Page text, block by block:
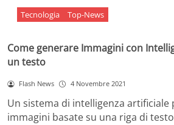
Tecnologia Top-News
Come generare Immagini con
un testo
Flash News 4 Novembre 2021
Un sistema di intelligenza artificiale
immagini basate su una riga di